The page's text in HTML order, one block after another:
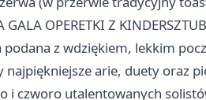
GALA OPERETKI Z
z wdziękiem, lekkim
najpiękniejsze arie, duety oraz
i czworo utalentowanych